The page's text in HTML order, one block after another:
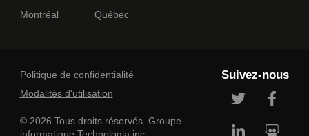
Montréal Québec
Politique de confidentialité
Modalités d'utilisation
© 2026 Tous droits réservés. Groupe
Suivez-nous